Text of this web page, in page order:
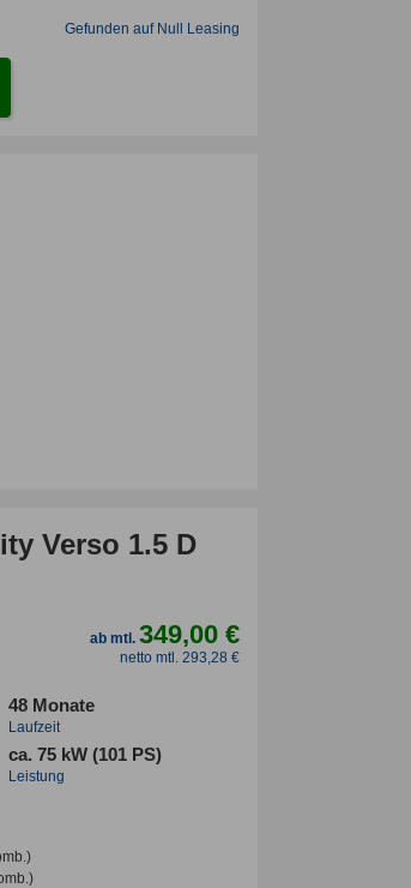
Gefunden auf Null Leasing
Verso 1.5 D
ab mtl.349,00 €
netto mtl. 293,28 €
48 Monate
Laufzeit
ca. 75 kW (101 PS)
Leistung